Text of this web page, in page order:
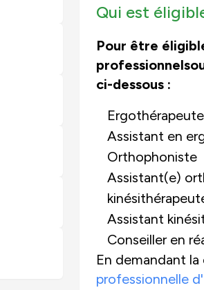
Qui est
Pour être
professionnels
ci-dessous :
Ergothérapeute
Assistant en
Orthophoniste
Assistant(e)
Assistant
Conseiller en
En demandant
professionnelle